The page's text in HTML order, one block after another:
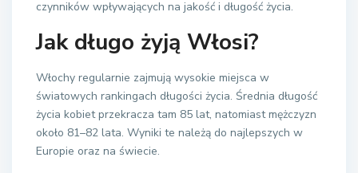
czynników wpływających na jakość i długość życia.
Jak długo żyją Włosi?
Włochy regularnie zajmują wysokie miejsca w
światowych rankingach długości życia. Średnia długość
życia kobiet przekracza tam 85 lat, natomiast mężczyzn
około 81–82 lata. Wyniki te należą do najlepszych w
Europie oraz na świecie.